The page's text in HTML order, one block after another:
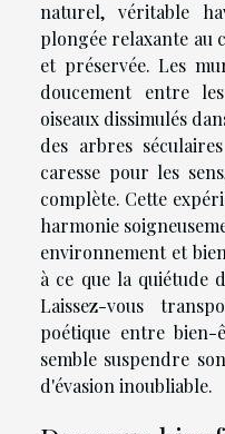
naturel, véritable
plongée relaxante au
et préservée. Les
doucement entre
oiseaux dissimulés
des arbres
caresse pour les
complète. Cette
harmonie
environnement et
à ce que la quiétude
Laissez-vous
poétique entre
semble suspendre
d'évasion inoubliable.